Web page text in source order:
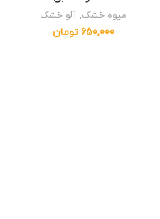
میوه خشک, آلو خشک
650,000 تومان